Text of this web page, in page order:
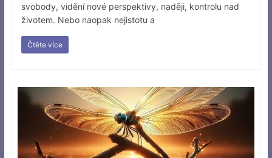
svobody, vidění nové perspektivy, naději, kontrolu nad
životem. Nebo naopak nejistotu a
Čtěte více